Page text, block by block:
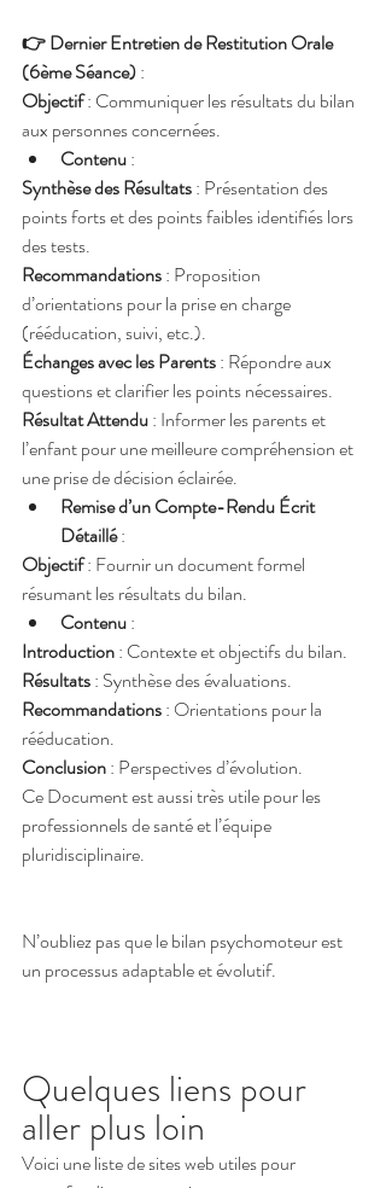
👉 Dernier Entretien de Restitution Orale
(6ème Séance) :
Objectif : Communiquer les résultats du bilan
aux personnes concernées.
Contenu :
Synthèse des Résultats : Présentation des
points forts et des points faibles identifiés lors
des tests.
Recommandations : Proposition
d’orientations pour la prise en charge
(rééducation, suivi, etc.).
Échanges avec les Parents : Répondre aux
questions et clarifier les points nécessaires.
Résultat Attendu : Informer les parents et
l’enfant pour une meilleure compréhension et
une prise de décision éclairée.
Remise d’un Compte-Rendu Écrit
Détaillé :
Objectif : Fournir un document formel
résumant les résultats du bilan.
Contenu :
Introduction : Contexte et objectifs du bilan.
Résultats : Synthèse des évaluations.
Recommandations : Orientations pour la
rééducation.
Conclusion : Perspectives d’évolution.
Ce Document est aussi très utile pour les
professionnels de santé et l’équipe
pluridisciplinaire.
N’oubliez pas que le bilan psychomoteur est
un processus adaptable et évolutif.
Quelques liens pour
aller plus loin
Voici une liste de sites web utiles pour